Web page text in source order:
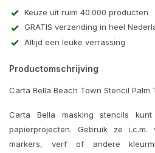
Keuze uit ruim 40.000 producten
GRATIS verzending in heel
Altijd een leuke verrassing
Productomschrijving
Carta Bella Beach Town Stencil Palm
Carta Bella masking stencils
papierprojecten. Gebruik ze
markers, verf of andere